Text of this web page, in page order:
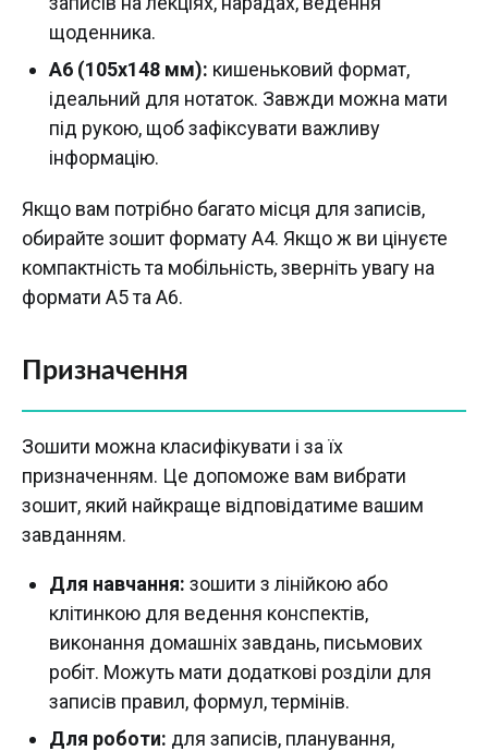
щоденника.
А6 (105х148 мм): кишеньковий формат,
ідеальний для нотаток. Завжди можна мати
під рукою, щоб зафіксувати важливу
інформацію.
Якщо вам потрібно багато місця для записів,
обирайте зошит формату А4. Якщо ж ви цінуєте
компактність та мобільність, зверніть увагу на
формати А5 та А6.
Призначення
Зошити можна класифікувати і за їх
призначенням. Це допоможе вам вибрати
зошит, який найкраще відповідатиме вашим
завданням.
Для навчання: зошити з лінійкою або
клітинкою для ведення конспектів,
виконання домашніх завдань, письмових
робіт. Можуть мати додаткові розділи для
записів правил, формул, термінів.
Для роботи: для записів, планування,